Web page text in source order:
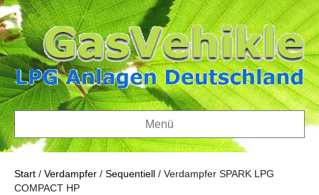
Menü
Start / Verdampfer / Sequentiell / Verdampfer SPARK LPG
COMPACT HP